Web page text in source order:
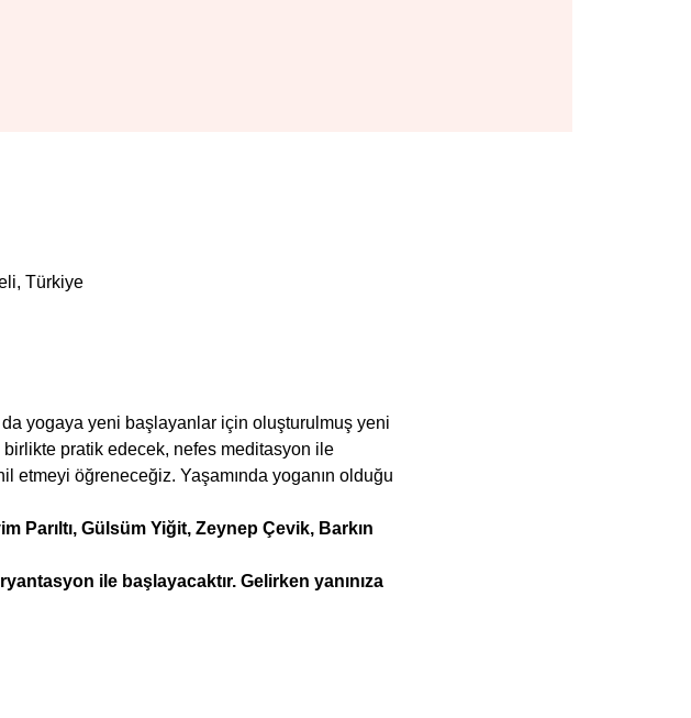
Türkiye
yogaya yeni başlayanlar için oluşturulmuş yeni
birlikte pratik edecek, nefes meditasyon ile
etmeyi öğreneceğiz. Yaşamında yoganın olduğu
Parıltı, Gülsüm Yiğit, Zeynep Çevik, Barkın
ile başlayacaktır. Gelirken yanınıza